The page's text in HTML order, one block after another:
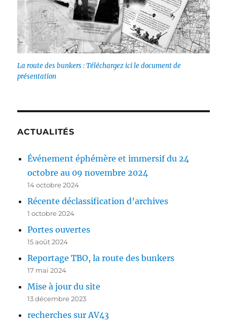
La route des bunkers : Téléchargez ici le document de
présentation
ACTUALITÉS
Événement éphémère et immersif du 24
octobre au 09 novembre 2024
14 octobre 2024
Récente déclassification d’archives
1 octobre 2024
Portes ouvertes
15 août 2024
Reportage TBO, la route des bunkers
17 mai 2024
Mise à jour du site
13 décembre 2023
recherches sur AV43